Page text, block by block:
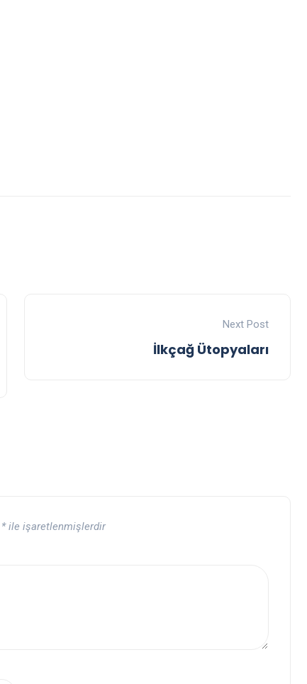
Next Post
İlkçağ Ütopyaları
*ile işaretlenmişlerdir